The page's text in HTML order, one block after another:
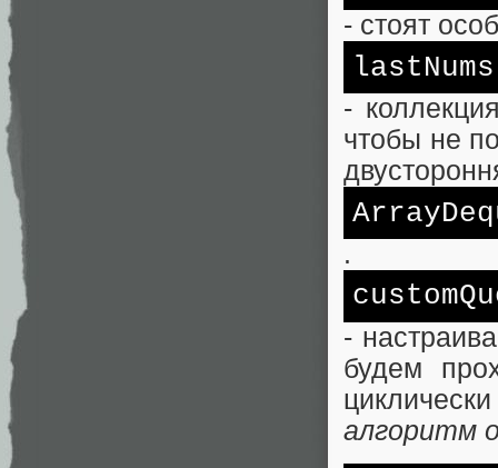
- стоят
lastNums
-
чтобы не
.
-
будем
алгоритм